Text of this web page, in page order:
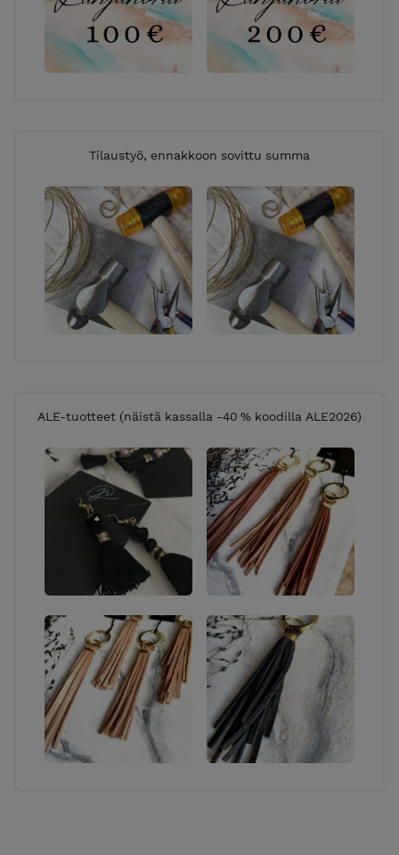
Tilaustyö, ennakkoon sovittu summa
ALE-tuotteet (näistä kassalla -40 % koodilla ALE2026)